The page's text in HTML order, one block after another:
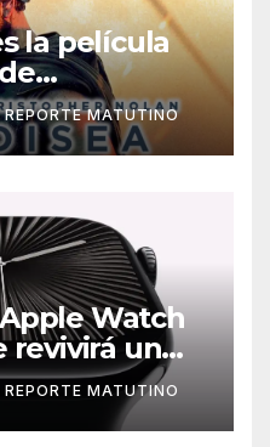
la película
sus
escándalo
REPORTE MATUTINO
Watch
revivirá un
los fans
REPORTE MATUTINO